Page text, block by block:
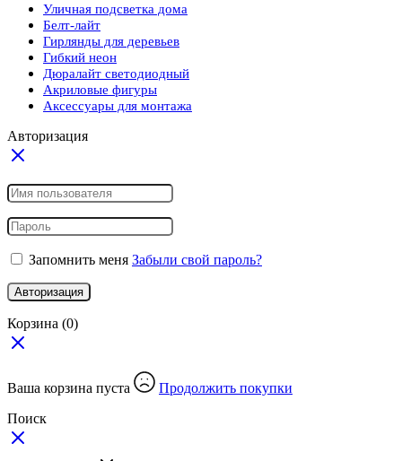
Уличная подсветка дома
Белт-лайт
Гирлянды для деревьев
Гибкий неон
Дюралайт светодиодный
Акриловые фигуры
Аксессуары для монтажа
Авторизация
Запомнить меня Забыли свой пароль?
Авторизация
Корзина (0)
Ваша корзина пуста
Продолжить покупки
Поиск